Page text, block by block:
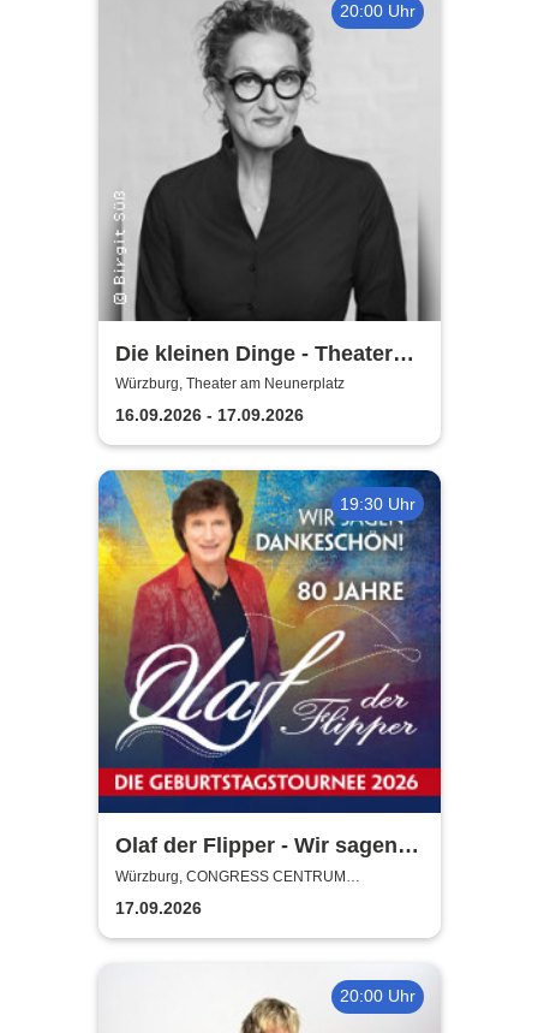
20:00 Uhr
Die kleinen Dinge - Theater
am Neunerplatz
Würzburg, Theater am Neunerplatz
16.09.2026 - 17.09.2026
19:30 Uhr
Olaf der Flipper - Wir sagen
Dankeschön! 80 Jahre - Die
Geburtstagstournee 2026
Würzburg, CONGRESS CENTRUM
WÜRZBURG
17.09.2026
20:00 Uhr